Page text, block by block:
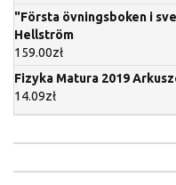
"Första övningsboken i
Hellström
159.00zł
Fizyka Matura 2019
14.09zł